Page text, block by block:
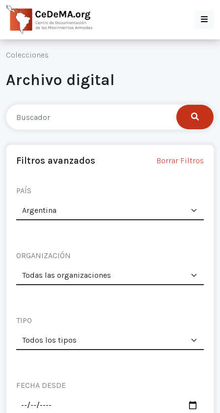
Colecciones
Archivo digital
Filtros avanzados Borrar Filtros
PAÍS
ORGANIZACIÓN
TIPO
FECHA DESDE